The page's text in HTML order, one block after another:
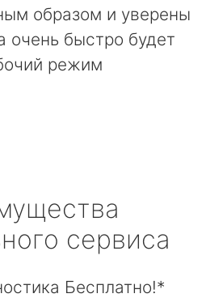
образом и уверены
очень быстро будет
режим
сервиса
Бесплатно!*